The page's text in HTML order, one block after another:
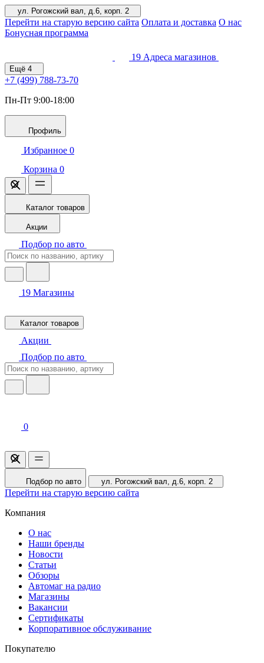
ул. Рогожский вал, д.6, корп. 2
Перейти на старую версию сайта Оплата и доставка О нас
Бонусная программа
19 Адреса магазинов
Ещё 4
+7 (499) 788-73-70
Пн-Пт 9:00-18:00
Профиль
Избранное 0
Корзина 0
Каталог товаров
Акции
Подбор по авто
19 Магазины
Каталог товаров
Акции
Подбор по авто
0
Подбор по авто ул. Рогожский вал, д.6, корп. 2
Перейти на старую версию сайта
Компания
О нас
Наши бренды
Новости
Статьи
Обзоры
Автомаг на радио
Магазины
Вакансии
Сертификаты
Корпоративное обслуживание
Покупателю